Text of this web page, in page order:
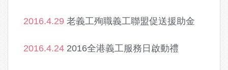
2016.4.29 老義工殉職義工聯盟促送援助金
2016.4.24 2016全港義工服務日啟動禮